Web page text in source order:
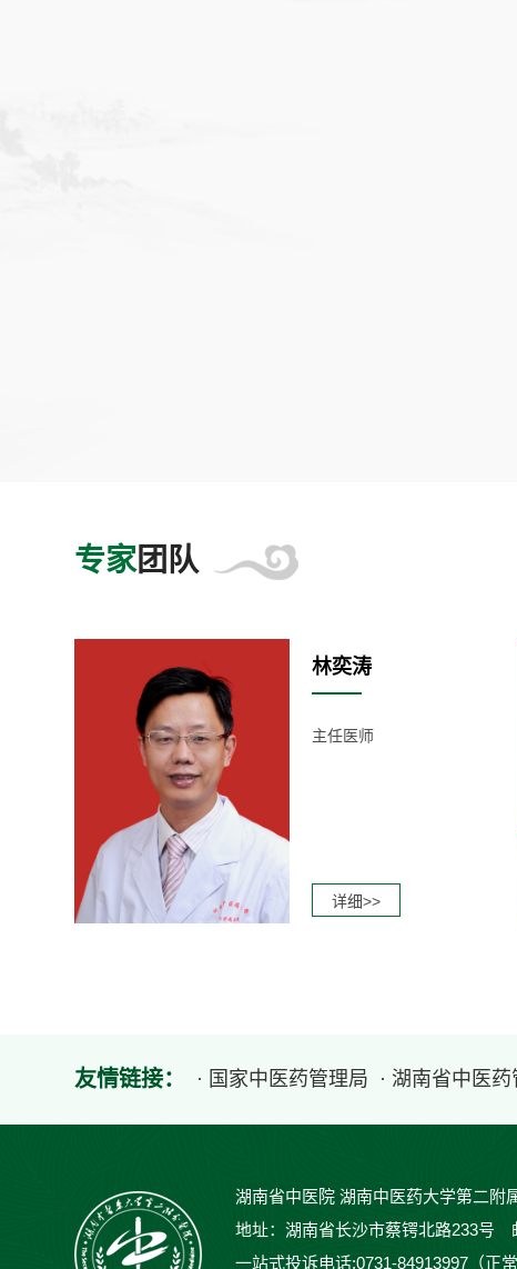
专家团队
林奕涛
主任医师
详细>>
友情链接： · 国家中医药管理局 · 湖南省中医
湖南省中医院 湖南中医药大学第二附
地址：湖南省长沙市蔡锷北路233号
一站式投诉电话:0731-84913997（